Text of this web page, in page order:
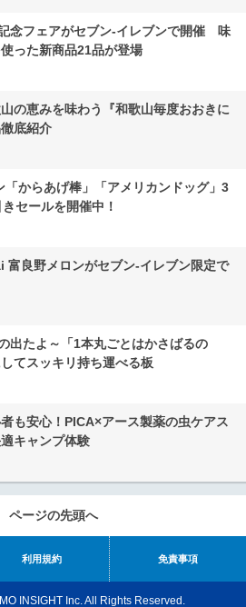
念フェアがセブン-イレブンで開催 味
った新商品21品が登場
の恵みを味わう『和歌山毎度おおきに
底紹介
「からあげ棒」「アメリカンドッグ」3
セールを開催中！
良野メロンがセブン‐イレブン限定で
出たよ～「1本丸ごとはかさばるの
てスッキリ持ち運べる板
も安心！PICA×アース製薬の虫ケアス
キャンプ体験
ページの先頭へ
利用規約 免責事項
INSIGHT Inc. All Rights Reserved.